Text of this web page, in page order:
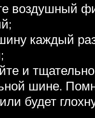
воздушный
каждый
и
шине.
будет